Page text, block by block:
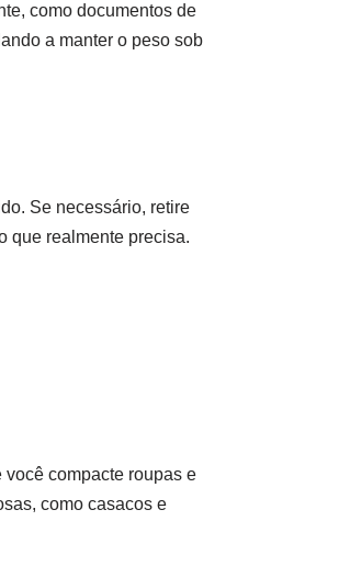
como documentos de
a manter o peso sob
Se necessário, retire
que realmente precisa.
compacte roupas e
como casacos e